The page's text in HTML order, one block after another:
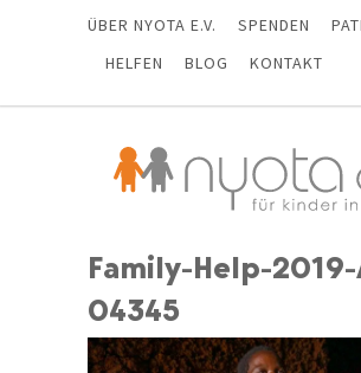
ÜBER NYOTA E.V. SPENDEN
HELFEN
BLOG KONTAKT
Family-Help-2019-
04345